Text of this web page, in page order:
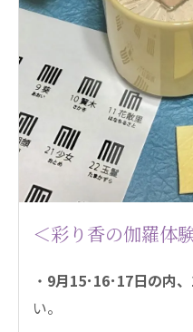
＜彩り香の伽羅体
・ 9月15･16･17日の内
い。